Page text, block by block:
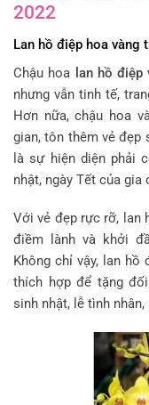
2022
Lan hồ điệp hoa vàng
Chậu hoa
lan hồ điệp
nhưng vẫn tinh tế,
Hơn nữa, chậu hoa
gian, tôn thêm vẻ đẹp
là sự hiện diện phải
nhật, ngày Tết của gia
Với vẻ đẹp rực rỡ, lan
điềm lành và khởi
Không chỉ vậy, lan hồ
thích hợp để tặng
sinh nhật, lễ tình